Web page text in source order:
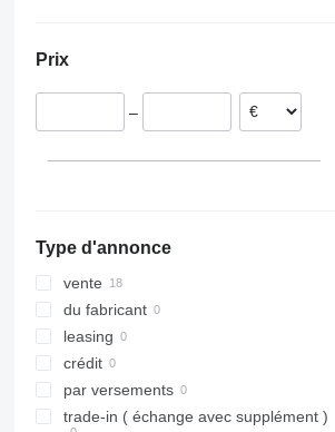
Slovaquie
Estonie
Prix
–
Type d'annonce
vente
du fabricant
leasing
crédit
par versements
trade-in ( échange avec supplément )